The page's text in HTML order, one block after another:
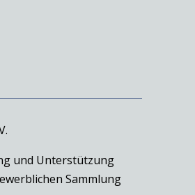
und Unterstützung
Sammlung